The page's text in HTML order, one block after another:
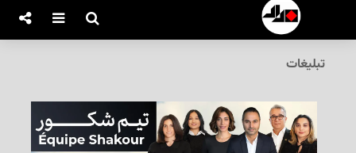
تبلیغات